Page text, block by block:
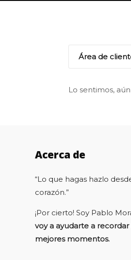
Área de
Lo sentimos,
Acerca de
“Lo que hagas hazlo
corazón.”
¡Por cierto! Soy Pablo
voy a ayudarte a recordar
mejores momentos.